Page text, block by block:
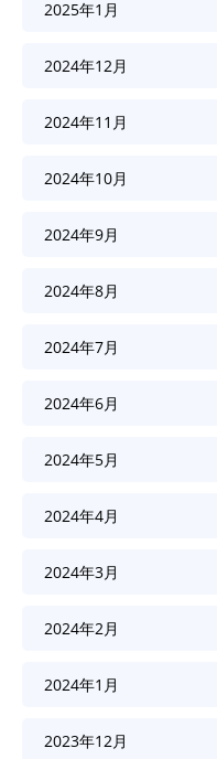
2025年1月
2024年12月
2024年11月
2024年10月
2024年9月
2024年8月
2024年7月
2024年6月
2024年5月
2024年4月
2024年3月
2024年2月
2024年1月
2023年12月